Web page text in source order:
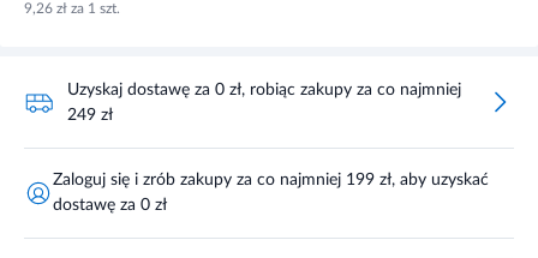
9,26 zł za 1 szt.
Uzyskaj dostawę za 0 zł, robiąc zakupy za co najmniej
249 zł
Zaloguj się i zrób zakupy za co najmniej 199 zł, aby uzyskać
dostawę za 0 zł